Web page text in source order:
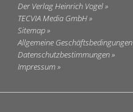
Der Verlag Heinrich Vogel
TECVIA Media GmbH
Sitemap
Allgemeine Geschäftsbedingungen
Datenschutzbestimmungen
Impressum